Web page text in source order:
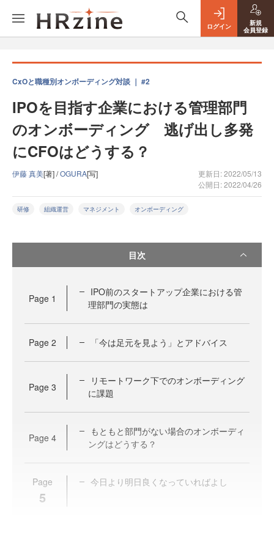
ログイン
新規
会員登録
CxOと職種別オンボーディング対談 ｜ #2
IPOを目指す企業における管理部門
のオンボーディング 逃げ出し多発
にCFOはどうする？
伊藤 真美[著] /OGURA[写]
更新日: 2022/05/13
公開日: 2022/04/26
研修 組織運営 マネジメント オンボーディング
目次
Page 1
IPO前のスタートアップ企業における管
理部門の実態は
Page 2 「今は足元を見よう」とアドバイス
Page 3
リモートワーク下でのオンボーディング
に課題
Page 4
もともと部門がない場合のオンボーディ
ングはどうする？
Page
5
今日より明日良くなっていればよし